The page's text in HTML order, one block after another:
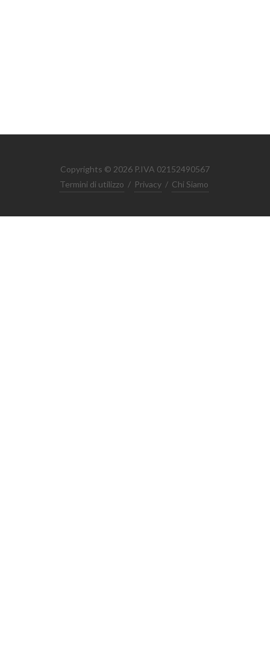
Copyrights © 2026 P.IVA 02152490567
Termini di utilizzo / Privacy / Chi Siamo